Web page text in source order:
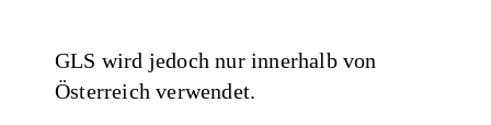
GLS wird jedoch nur innerhalb von
Österreich verwendet.